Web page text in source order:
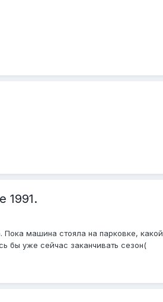
1991.
машина стояла на парковке,
бы уже сейчас заканчивать сезон(